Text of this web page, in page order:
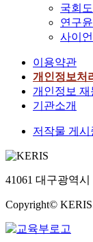
국회
연구
사이
이용약관
개인정보처
개인정보 재
기관소개
저작물 게시
41061 대구광역
Copyright©